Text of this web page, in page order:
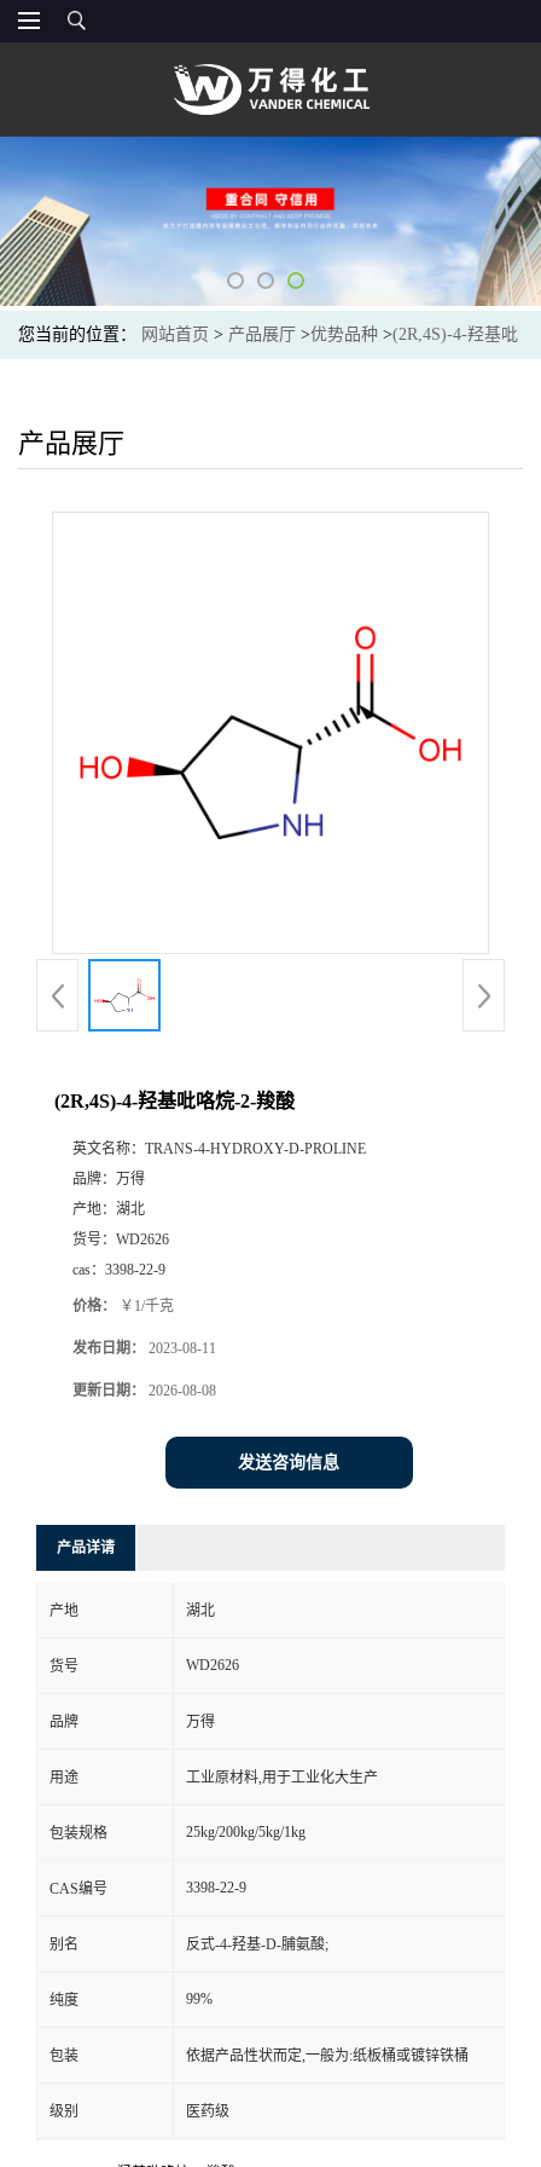
您当前的位置： 网站首页 > 产品展厅 >优势品种 >(2R,4S)-4-羟基吡
产品展厅
(2R,4S)-4-羟基吡咯烷-2-羧酸
英文名称： TRANS-4-HYDROXY-D-PROLINE
品牌： 万得
产地： 湖北
货号： WD2626
cas： 3398-22-9
价格： ￥1/千克
发布日期： 2023-08-11
更新日期： 2026-08-08
发送咨询信息
产品详请
产地 湖北
货号 WD2626
品牌 万得
用途 工业原材料,用于工业化大生产
包装规格 25kg/200kg/5kg/1kg
CAS编号 3398-22-9
别名 反式-4-羟基-D-脯氨酸;
纯度 99%
包装 依据产品性状而定,一般为:纸板桶或镀锌铁桶
级别 医药级